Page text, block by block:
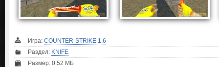
Игра: COUNTER-STRIKE 1.6
Раздел: KNIFE
Размер: 0.52 МБ